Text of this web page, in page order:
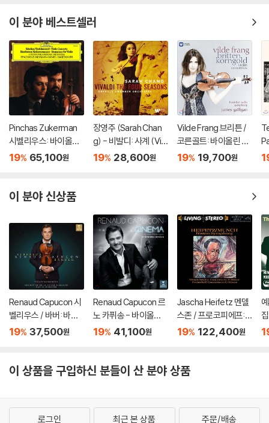
이 분야 베스트셀러
Pinchas Zukerman
시벨리우스: 바이올린
협주곡 / 베토벤: 로망
n: Romances For) [L
19% 65,100원
장영주 (Sarah Chan
g) - 비발디: 사계 (Viv
aldi: The Four Seaso
19% 28,600원
Vilde Frang 브리튼 /
코른골트: 바이올린 협
주곡 - 빌데 프랑 (Britt
19% 19,700원
이 분야 신상품
Renaud Capucon 시
벨리우스 / 바버: 바이
올린 협주곡 (Sibelius
d]
19% 37,500원
Renaud Capucon 르
노 카퓌송 - 바이올린
으로 연주한 영화음악
19% 41,100원
Jascha Heifetz 멘델
스존 / 프로코피에프:
바이올린 협주곡 - 야
19% 122,400원
이 상품을 구입하신 분들이 산 분야 상품
로그인 최근 본 상품 주문/배송